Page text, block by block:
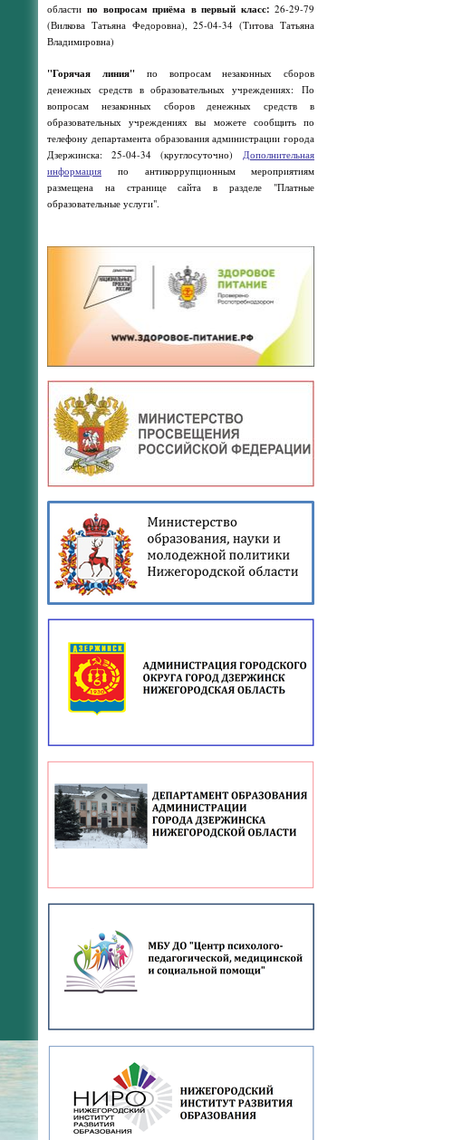
областипо вопросам приёма в первый класс: 26-29-79
(Вилкова Татьяна Федоровна), 25-04-34 (Титова Татьяна
Владимировна)
"Горячая линия"по вопросам незаконных сборов
денежных средств в образовательных учреждениях: По
вопросам незаконных сборов денежных средств в
образовательных учреждениях вы можете сообщить по
телефону департамента образования администрации города
Дзержинска: 25-04-34 (круглосуточно) Дополнительная
информация по антикоррупционным мероприятиям
размещена на странице сайта в разделе "Платные
образовательные услуги".